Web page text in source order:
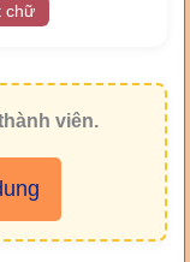
chữ
viên.